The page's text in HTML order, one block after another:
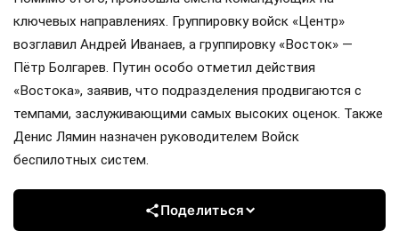
ключевых направлениях. Группировку войск «Центр»
возглавил Андрей Иванаев, а группировку «Восток» —
Пётр Болгарев. Путин особо отметил действия
«Востока», заявив, что подразделения продвигаются с
темпами, заслуживающими самых высоких оценок. Также
Денис Лямин назначен руководителем Войск
беспилотных систем.
Поделиться